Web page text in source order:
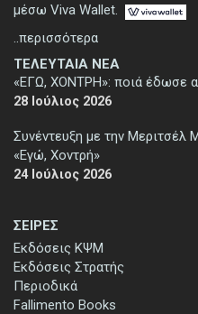
ΣΕΙΡΕΣ
Εκδόσεις ΚΨΜ
Εκδόσεις Στρατής
Περιοδικά
Fallimento Books
ΤΕΛΕΥΤΑΙΑ ΝΕΑ
«ΕΓΩ, ΧΟΝΤΡΗ»: ποιά έδωσε
28 Ιούλιος 2026
Συνέντευξη με την Μεριτσέλ
«Εγώ, Χοντρή»
24 Ιούλιος 2026
μέσω Viva Wallet.
..περισσότερα